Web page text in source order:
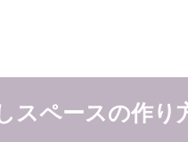
スペースの作り